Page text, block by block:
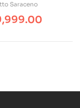
Saraceno